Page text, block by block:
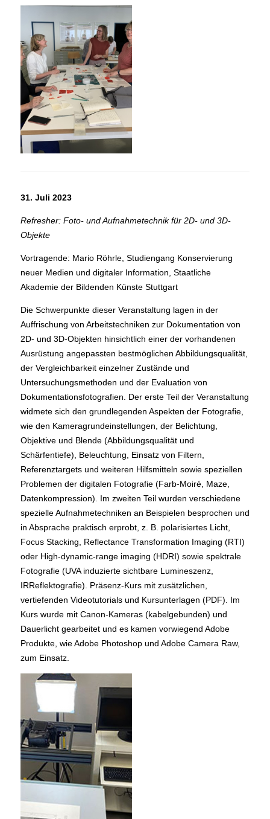
31. Juli 2023
Refresher: Foto- und Aufnahmetechnik für 2D- und 3D-
Objekte
Vortragende: Mario Röhrle, Studiengang Konservierung
neuer Medien und digitaler Information, Staatliche
Akademie der Bildenden Künste Stuttgart
Die Schwerpunkte dieser Veranstaltung lagen in der
Auffrischung von Arbeitstechniken zur Dokumentation von
2D- und 3D-Objekten hinsichtlich einer der vorhandenen
Ausrüstung angepassten bestmöglichen Abbildungsqualität,
der Vergleichbarkeit einzelner Zustände und
Untersuchungsmethoden und der Evaluation von
Dokumentationsfotografien. Der erste Teil der Veranstaltung
widmete sich den grundlegenden Aspekten der Fotografie,
wie den Kameragrundeinstellungen, der Belichtung,
Objektive und Blende (Abbildungsqualität und
Schärfentiefe), Beleuchtung, Einsatz von Filtern,
Referenztargets und weiteren Hilfsmitteln sowie speziellen
Problemen der digitalen Fotografie (Farb-Moiré, Maze,
Datenkompression). Im zweiten Teil wurden verschiedene
spezielle Aufnahmetechniken an Beispielen besprochen und
in Absprache praktisch erprobt, z. B. polarisiertes Licht,
Focus Stacking, Reflectance Transformation Imaging (RTI)
oder High-dynamic-range imaging (HDRI) sowie spektrale
Fotografie (UVA induzierte sichtbare Lumineszenz,
IRReflektografie). Präsenz-Kurs mit zusätzlichen,
vertiefenden Videotutorials und Kursunterlagen (PDF). Im
Kurs wurde mit Canon-Kameras (kabelgebunden) und
Dauerlicht gearbeitet und es kamen vorwiegend Adobe
Produkte, wie Adobe Photoshop und Adobe Camera Raw,
zum Einsatz.